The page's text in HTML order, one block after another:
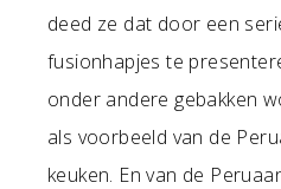
deed ze dat door een
fusionhapjes te
onder andere gebakken
als voorbeeld van de
keuken. En van de